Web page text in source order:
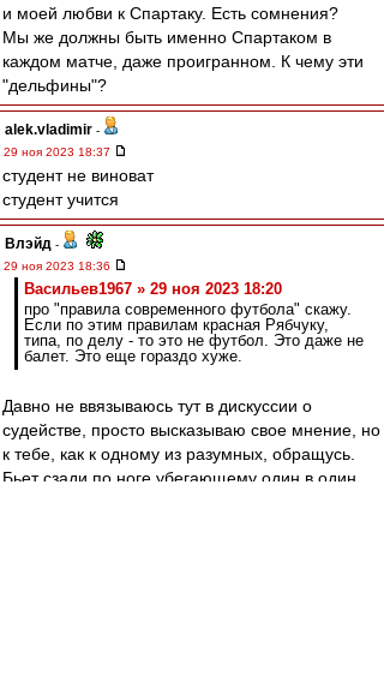
и моей любви к Спартаку. Есть сомнения?
Мы же должны быть именно Спартаком в
каждом матче, даже проигранном. К чему эти
"дельфины"?
alek.vladimir -
29 ноя 2023 18:37
студент не виноват
студент учится
Влэйд -
29 ноя 2023 18:36
Васильев1967 » 29 ноя 2023 18:20
про "правила современного футбола" скажу.
Если по этим правилам красная Рябчуку,
типа, по делу - то это не футбол. Это даже не
балет. Это еще гораздо хуже.
Давно не ввязываюсь тут в дискуссии о
судействе, просто высказываю свое мнение, но
к тебе, как к одному из разумных, обращусь.
Бьет сзади по ноге убегающему один в один